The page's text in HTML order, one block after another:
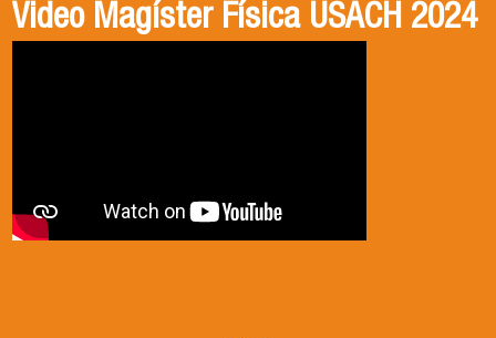
Video Magíster Física USACH 2024
Video Doctorado Física USACH